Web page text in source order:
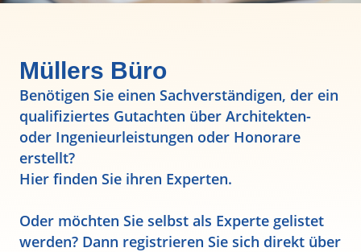
Müllers Büro
Benötigen Sie einen Sachverständigen, der ein
qualifiziertes Gutachten über Architekten-
oder Ingenieurleistungen oder Honorare
erstellt?
Hier finden Sie ihren Experten.
Oder möchten Sie selbst als Experte gelistet
werden? Dann registrieren Sie sich direkt über